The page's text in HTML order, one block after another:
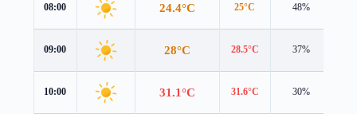
08:00 24.4°C 25°C 48%
09:00 28°C 28.5°C 37%
10:00 31.1°C 31.6°C 30%